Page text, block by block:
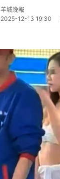
羊城晚報
2025-12-13 19:30